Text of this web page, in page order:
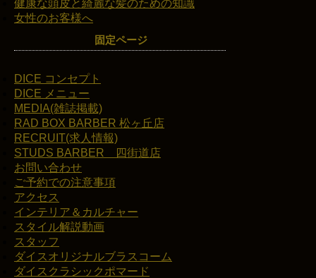
健康な頭皮と綺麗な髪のための知識
女性のお客様へ
固定ページ
DICE コンセプト
DICE メニュー
MEDIA(雑誌掲載)
RAD BOX BARBER 松ヶ丘店
RECRUIT(求人情報)
STUDS BARBER 四街道店
お問い合わせ
ご予約での注意事項
アクセス
インテリア＆カルチャー
スタイル解説動画
スタッフ
ダイスオリジナルブラスコーム
ダイスクラシックポマード